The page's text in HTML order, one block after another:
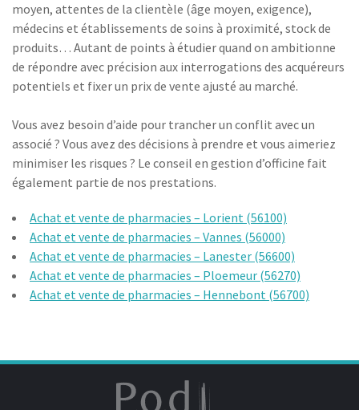
moyen, attentes de la clientèle (âge moyen, exigence),
médecins et établissements de soins à proximité, stock de
produits… Autant de points à étudier quand on ambitionne
de répondre avec précision aux interrogations des acquéreurs
potentiels et fixer un prix de vente ajusté au marché.
Vous avez besoin d’aide pour trancher un conflit avec un
associé ? Vous avez des décisions à prendre et vous aimeriez
minimiser les risques ? Le conseil en gestion d’officine fait
également partie de nos prestations.
Achat et vente de pharmacies – Lorient (56100)
Achat et vente de pharmacies – Vannes (56000)
Achat et vente de pharmacies – Lanester (56600)
Achat et vente de pharmacies – Ploemeur (56270)
Achat et vente de pharmacies – Hennebont (56700)